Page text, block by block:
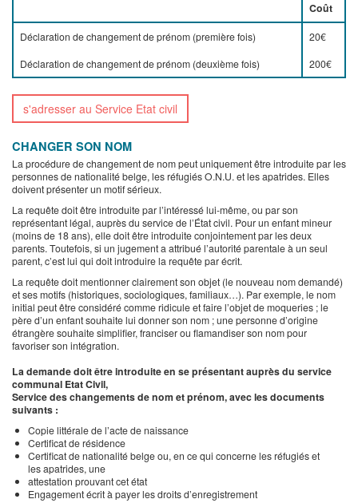
Coût
Déclaration de changement de prénom (première fois)
Déclaration de changement de prénom (deuxième fois)
20€
200€
s'adresser au Service Etat civil
CHANGER SON NOM
La procédure de changement de nom peut uniquement être introduite par les
personnes de nationalité belge, les réfugiés O.N.U. et les apatrides. Elles
doivent présenter un motif sérieux.
La requête doit être introduite par l’intéressé lui-même, ou par son
représentant légal, auprès du service de l’État civil. Pour un enfant mineur
(moins de 18 ans), elle doit être introduite conjointement par les deux
parents. Toutefois, si un jugement a attribué l’autorité parentale à un seul
parent, c’est lui qui doit introduire la requête par écrit.
La requête doit mentionner clairement son objet (le nouveau nom demandé)
et ses motifs (historiques, sociologiques, familiaux…). Par exemple, le nom
initial peut être considéré comme ridicule et faire l’objet de moqueries ; le
père d’un enfant souhaite lui donner son nom ; une personne d’origine
étrangère souhaite simplifier, franciser ou flamandiser son nom pour
favoriser son intégration.
La demande doit être introduite en se présentant auprès du service
communal Etat Civil,
Service des changements de nom et prénom, avec les documents
suivants :
Copie littérale de l’acte de naissance
Certificat de résidence
Certificat de nationalité belge ou, en ce qui concerne les réfugiés et
les apatrides, une
attestation prouvant cet état
Engagement écrit à payer les droits d’enregistrement